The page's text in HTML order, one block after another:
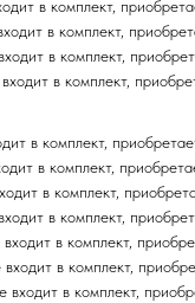
в комплект,
в комплект,
в комплект,
в комплект,
в комплект,
в комплект,
в комплект,
в комплект,
в комплект,
в комплект,
в комплект,